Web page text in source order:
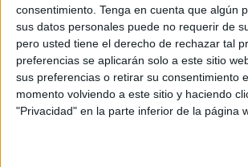
consentimiento. Tenga en cuenta que algún
sus datos personales puede no requerir de
pero usted tiene el derecho de rechazar tal
preferencias se aplicarán solo a este sitio
sus preferencias o retirar su consentimiento
momento volviendo a este sitio y haciendo
"Privacidad" en la parte inferior de la página
Carta abierta desde
confianza antes de que
tarde
HACE 55 MINUTOS
EEUU respalda la
Ceuta y Melilla